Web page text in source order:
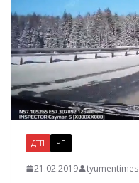
ДТП ЧП
21.02.2019 tyumentimes